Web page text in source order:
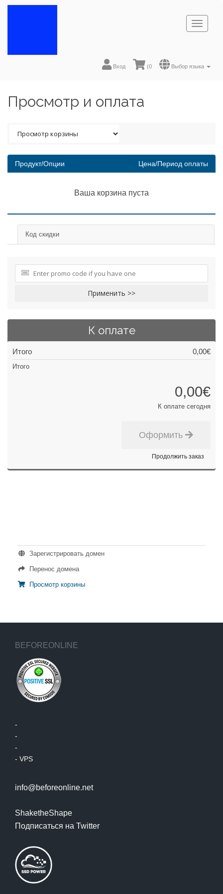
Toggle
Выбор языка
(0
Вход
Просмотр и оплата
Продукт/Опции Цена/Период оплаты
Ваша корзина пуста
Код скидки
Применить >>
К оплате
Итого 0,00€
Итого
0,00€
К оплате сегодня
Оформить
Продолжить заказ
Зарегистрировать домен
Перенос домена
Просмотр корзины
BEFOREONLINE
-
-
-
- VPS
info@beforeonline.net
ShaketheShape
Подписаться на Twitter